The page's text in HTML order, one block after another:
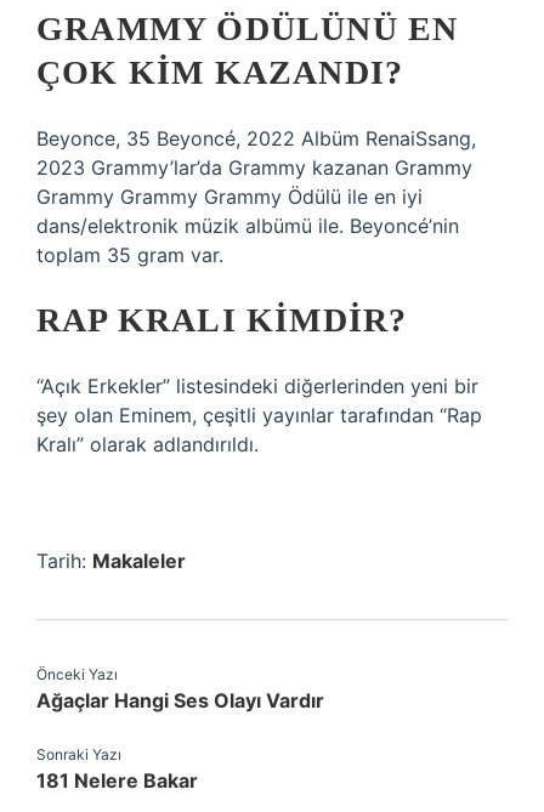
GRAMMY ÖDÜLÜNÜ EN
ÇOK KIM KAZANDI?
Beyonce, 35 Beyoncé, 2022 Albüm RenaiSsang,
2023 Grammy’lar’da Grammy kazanan Grammy
Grammy Grammy Grammy Ödülü ile en iyi
dans/elektronik müzik albümü ile. Beyoncé’nin
toplam 35 gram var.
RAP KRALI KIMDIR?
“Açık Erkekler” listesindeki diğerlerinden yeni bir
şey olan Eminem, çeşitli yayınlar tarafından “Rap
Kralı” olarak adlandırıldı.
Tarih: Makaleler
Önceki Yazı
Ağaçlar Hangi Ses Olayı Vardır
Sonraki Yazı
181 Nelere Bakar